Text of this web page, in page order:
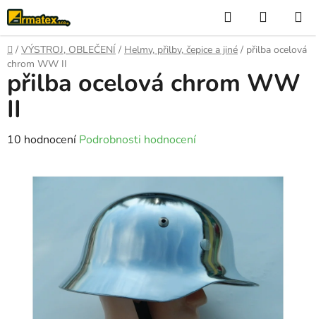
Přejít
na
obsah
Hledat
KOŠÍK
Domů
/ VÝSTROJ, OBLEČENÍ / Helmy, přilby, čepice a jiné / přilba ocelová
chrom WW II
přilba ocelová chrom WW
II
Průměrné
produktu
10 hodnocení Podrobnosti hodnocení